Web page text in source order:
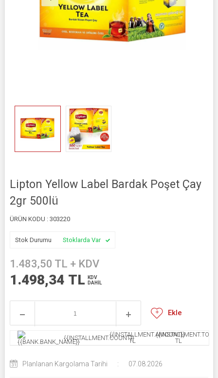
Lipton Yellow Label Bardak Poşet Çay
2gr 500lü
ÜRÜN KODU : 303220
Stok Durumu Stoklarda Var
1.483,50 TL + KDV
1.498,34 TL
KDV
DAHİL
Ekle
{{INSTALLMENT.COUNT}}{{INSTALLMENT.AMOUNT}}
TL
TL
Planlanan Kargolama Tarihi : 07.08.2026